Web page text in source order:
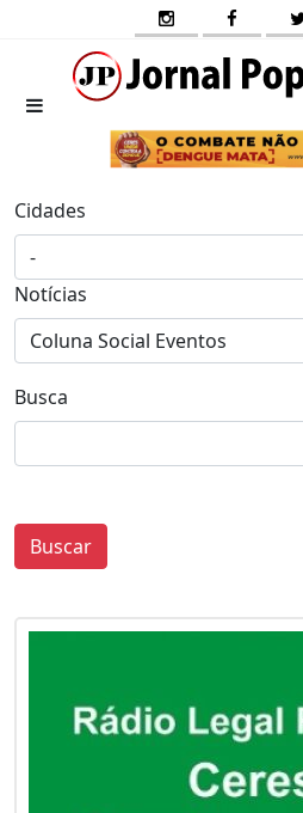
Cidades
Notícias
Busca
Buscar